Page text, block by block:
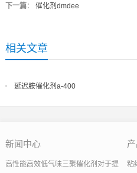
下一篇： 催化剂dmdee
相关文章
延迟胺催化剂a-400
新闻中心
高性能高效低气味三聚催化剂对于提
粘